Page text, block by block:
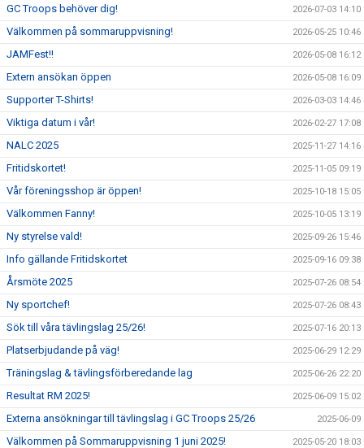
GC Troops behöver dig! 2026-07-03 14:10
Välkommen på sommaruppvisning! 2026-05-25 10:46
JAMFest!! 2026-05-08 16:12
Extern ansökan öppen 2026-05-08 16:09
Supporter T-Shirts! 2026-03-03 14:46
Viktiga datum i vår! 2026-02-27 17:08
NALC 2025 2025-11-27 14:16
Fritidskortet! 2025-11-05 09:19
Vår föreningsshop är öppen! 2025-10-18 15:05
Välkommen Fanny! 2025-10-05 13:19
Ny styrelse vald! 2025-09-26 15:46
Info gällande Fritidskortet 2025-09-16 09:38
Årsmöte 2025 2025-07-26 08:54
Ny sportchef! 2025-07-26 08:43
Sök till våra tävlingslag 25/26! 2025-07-16 20:13
Platserbjudande på väg! 2025-06-29 12:29
Träningslag & tävlingsförberedande lag 2025-06-26 22:20
Resultat RM 2025! 2025-06-09 15:02
Externa ansökningar till tävlingslag i GC Troops 25/26 2025-06-09
Välkommen på Sommaruppvisning 1 juni 2025! 2025-05-20 18:03